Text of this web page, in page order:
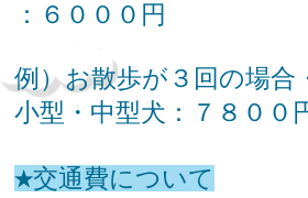
：６０００円
例）お散歩が３回の場合
小型・中型犬：７８００
★交通費について